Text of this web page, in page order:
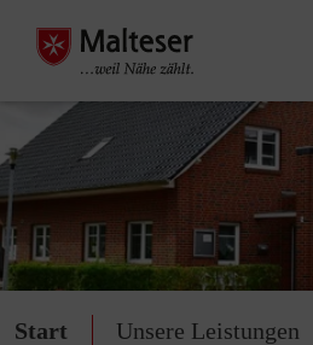
Start Unsere Leistungen